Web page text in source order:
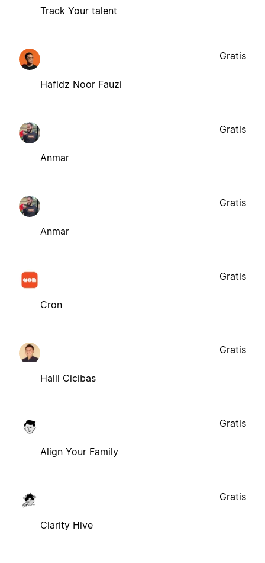
Track Your talent
Hafidz Noor Fauzi
Gratis
Anmar
Gratis
Anmar
Gratis
Cron
Gratis
Halil Cicibas
Gratis
Align Your Family
Gratis
Clarity Hive
Gratis